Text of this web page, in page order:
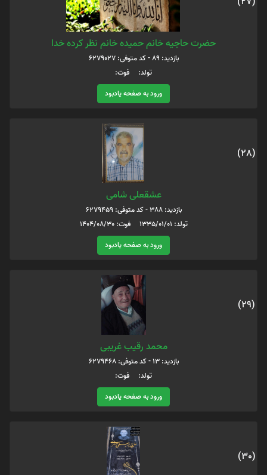
حضرت حاجیه خانم حمیده خانم نظر کرده خدا
بازدید: 89 - کد متوفی: 6279027
تولد: فوت:
ورود به صفحه یادبود
(28)
عشقعلی شامی
بازدید: 388 - کد متوفی: 6279459
تولد: 1335/01/01 فوت: 1404/08/30
ورود به صفحه یادبود
(29)
محمد رقیب غریبی
بازدید: 13 - کد متوفی: 6279468
تولد: فوت:
ورود به صفحه یادبود
(30)